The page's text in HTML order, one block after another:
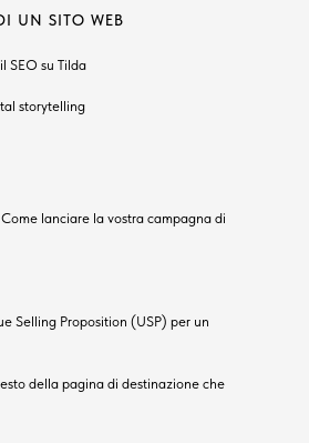
SEO su Tilda
della pagina di destinazione che
storytelling
UN SITO WEB
Selling Proposition (USP) per un
lanciare la vostra campagna di